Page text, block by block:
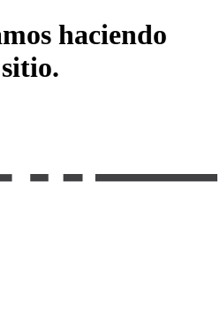
haciendo